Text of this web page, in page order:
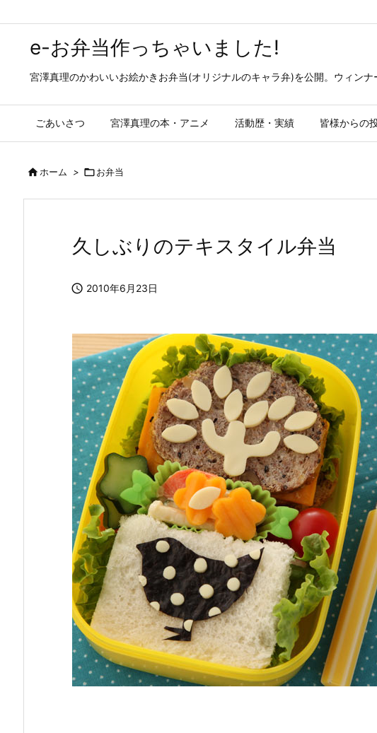
e-お弁当作っちゃいました!
宮澤真理のかわいいお絵かきお弁当(オリジナルのキャラ弁)を公開。ウィン
ごあいさつ 宮澤真理の本・アニメ 活動歴・実績 皆様からの
ホーム > お弁当
久しぶりのテキスタイル弁当
 2010年6月23日